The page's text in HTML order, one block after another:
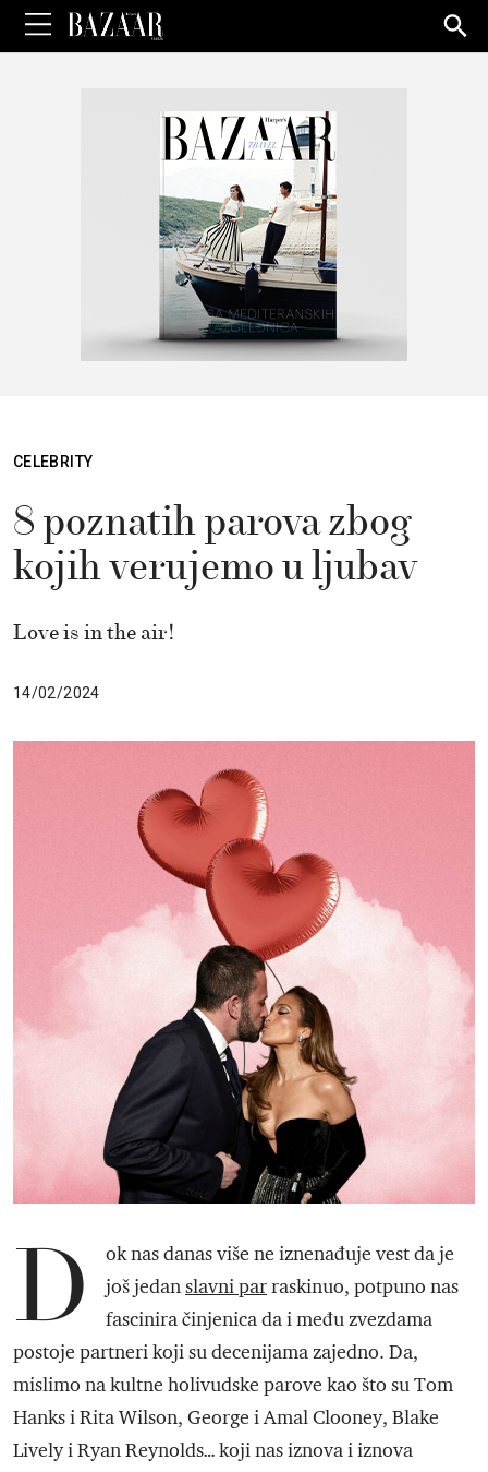
for:
CELEBRITY
8 poznatih parova zbog
kojih verujemo u ljubav
Love is in the air!
14/02/2024
D
ok nas danas više ne iznenađuje vest da je
još jedanslavni parraskinuo, potpuno nas
fascinira činjenica da i među zvezdama
postoje partneri koji su decenijama zajedno. Da,
mislimo na kultne holivudske parove kao što su Tom
Hanks i Rita Wilson, George i Amal Clooney, Blake
Lively i Ryan Reynolds… koji nas iznova i iznova